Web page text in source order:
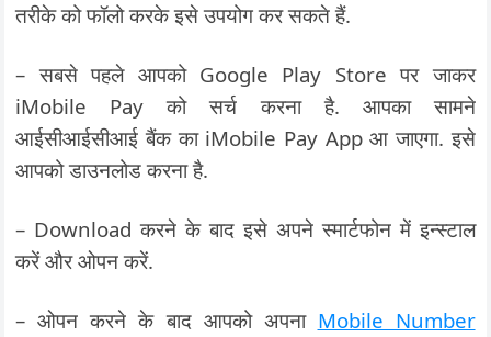
तरीके को फॉलो करके इसे उपयोग कर सकते हैं.
– सबसे पहले आपको Google Play Store पर जाकर
iMobile Pay को सर्च करना है. आपका सामने
आईसीआईसीआई बैंक का iMobile Pay App आ जाएगा. इसे
आपको डाउनलोड करना है.
– Download करने के बाद इसे अपने स्मार्टफोन में इन्स्टाल
करें और ओपन करें.
– ओपन करने के बाद आपको अपना Mobile Number